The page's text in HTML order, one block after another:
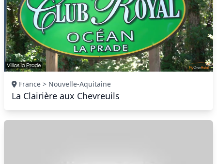
France > Nouvelle-Aquitaine
La Clairière aux Chevreuils